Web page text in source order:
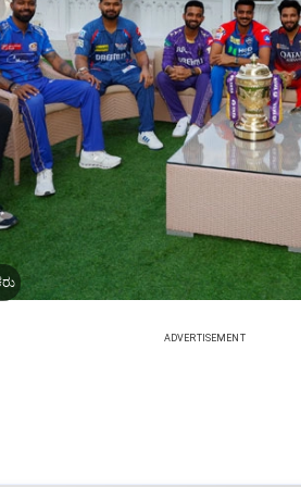
ADVERTISEMENT